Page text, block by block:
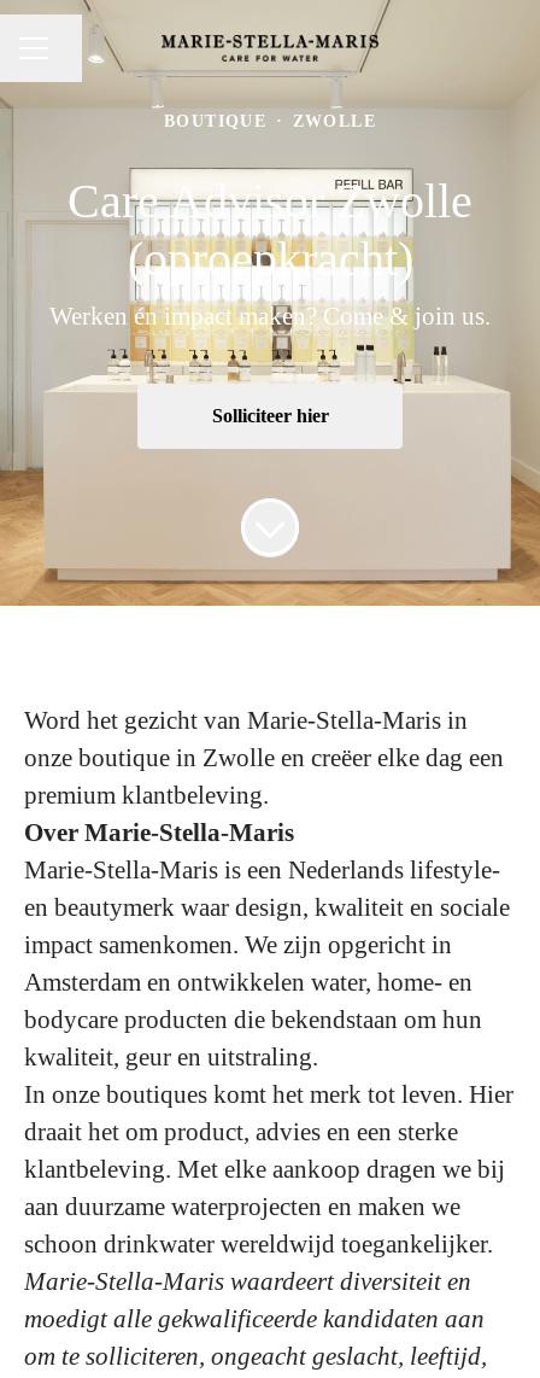
CARRIÈREMENU
Pagina delen
BOUTIQUE · ZWOLLE
Care Advisor Zwolle
(oproepkracht)
Werken én impact maken? Come & join us.
Solliciteer hier
Word het gezicht van Marie-Stella-Maris in
onze boutique in Zwolle en creëer elke dag een
premium klantbeleving.
Over Marie-Stella-Maris
Marie-Stella-Maris is een Nederlands lifestyle-
en beautymerk waar design, kwaliteit en sociale
impact samenkomen. We zijn opgericht in
Amsterdam en ontwikkelen water, home- en
bodycare producten die bekendstaan om hun
kwaliteit, geur en uitstraling.
In onze boutiques komt het merk tot leven. Hier
draait het om product, advies en een sterke
klantbeleving. Met elke aankoop dragen we bij
aan duurzame waterprojecten en maken we
schoon drinkwater wereldwijd toegankelijker.
Marie-Stella-Maris waardeert diversiteit en
moedigt alle gekwalificeerde kandidaten aan
om te solliciteren, ongeacht geslacht, leeftijd,